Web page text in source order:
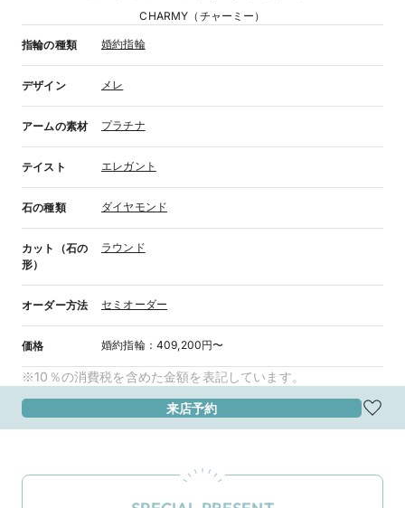
CHARMY（チャーミー）
指輪の種類 婚約指輪
デザイン メレ
アームの素材 プラチナ
テイスト エレガント
石の種類 ダイヤモンド
カット（石の
形）
ラウンド
オーダー方法 セミオーダー
価格 婚約指輪： 409,200円〜
※10％の消費税を含めた金額を表記しています。
来店予約